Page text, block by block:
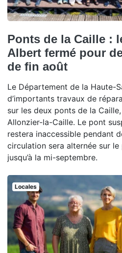
Ponts de la Caille :
Albert fermé pour
de fin août
Le Département de la Haute-
d’importants travaux de
sur les deux ponts de la
Allonzier-la-Caille. Le pont
restera inaccessible pendant
circulation sera alternée sur
jusqu’à la mi-septembre.
Locales